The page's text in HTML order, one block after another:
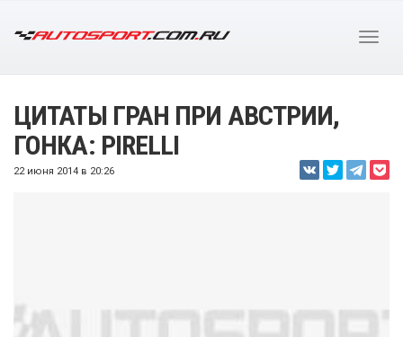
ЦИТАТЫ ГРАН ПРИ АВСТРИИ,
ГОНКА: PIRELLI
22 июня 2014 в 20:26